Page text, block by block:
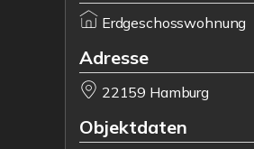
Erdgeschosswohnung
Adresse
22159 Hamburg
Objektdaten